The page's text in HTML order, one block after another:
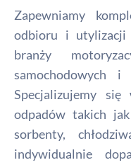
Zapewniamy
odbioru i utylizacji
branży
samochodowych i
Specjalizujemy
odpadów takich
sorbenty,
indywidualnie